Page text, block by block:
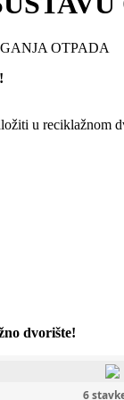
OTPADA
u reciklažnom
dvorište!
6